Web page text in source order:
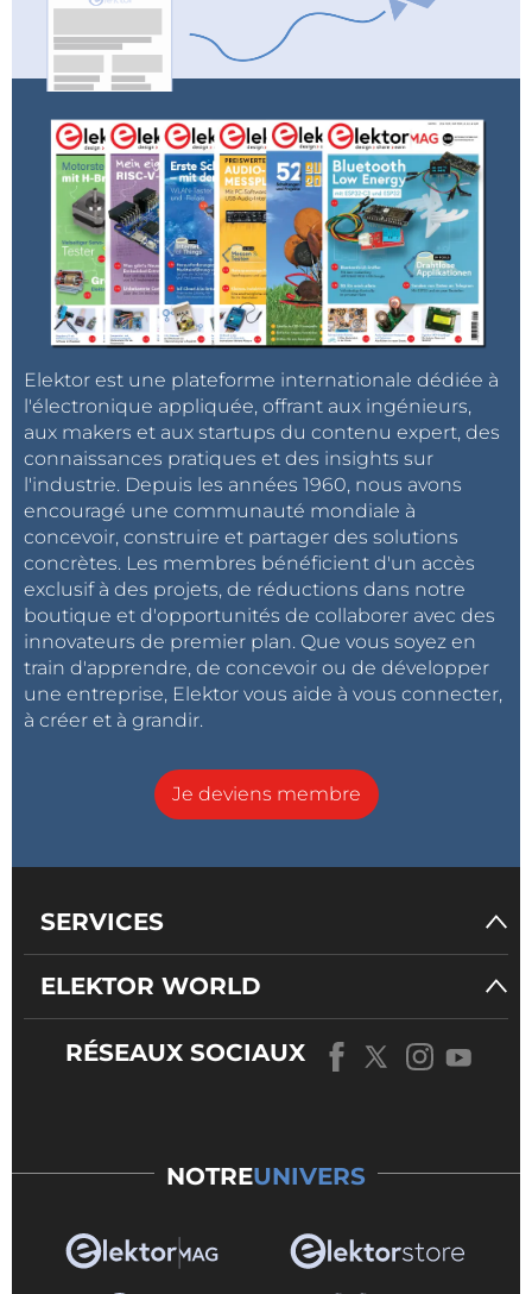
Elektor est une plateforme internationale dédiée à
l'électronique appliquée, offrant aux ingénieurs,
aux makers et aux startups du contenu expert, des
connaissances pratiques et des insights sur
l'industrie. Depuis les années 1960, nous avons
encouragé une communauté mondiale à
concevoir, construire et partager des solutions
concrètes. Les membres bénéficient d'un accès
exclusif à des projets, de réductions dans notre
boutique et d'opportunités de collaborer avec des
innovateurs de premier plan. Que vous soyez en
train d'apprendre, de concevoir ou de développer
une entreprise, Elektor vous aide à vous connecter,
à créer et à grandir.
Je deviens membre
SERVICES
ELEKTOR WORLD
RÉSEAUX SOCIAUX
NOTREUNIVERS